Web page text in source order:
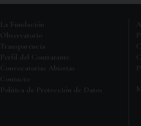
La Fundación
Observatorio
Transparencia
Perfil del Contratante
Convocatorias Abiertas
Contacto
Política de Protección de Datos